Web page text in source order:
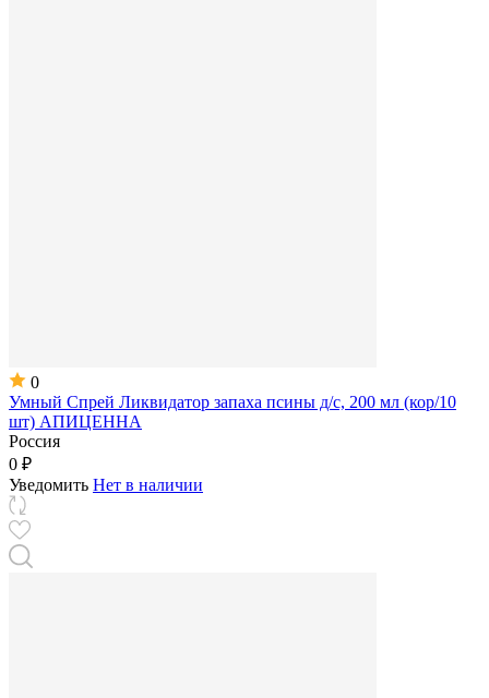
0
Умный Спрей Ликвидатор запаха псины д/с, 200 мл (кор/10
шт) АПИЦЕННА
Россия
0 ₽
Уведомить Нет в наличии